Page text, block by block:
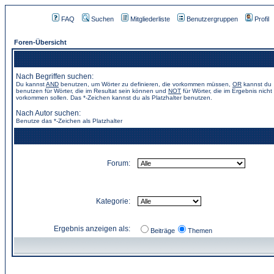
FAQ Suchen Mitgliederliste Benutzergruppen Profil
Foren-Übersicht
Nach Begriffen suchen:
Du kannstAND benutzen, um Wörter zu definieren, die vorkommen müssen, OR kannst du
benutzen für Wörter, die im Resultat sein können und NOT für Wörter, die im Ergebnis nicht
vorkommen sollen. Das *-Zeichen kannst du als Platzhalter benutzen.
Nach Autor suchen:
Benutze das *-Zeichen als Platzhalter
Forum:
Kategorie:
Ergebnis anzeigen als: Beiträge Themen